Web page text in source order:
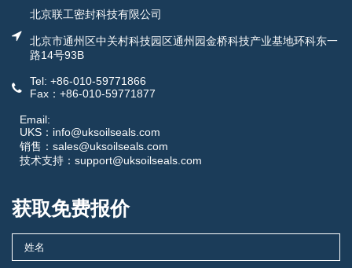
北京联工密封科技有限公司
北京市通州区中关村科技园区通州园金桥科技产业基地环科东一
路14号93B
Tel: +86-010-59771866
Fax：+86-010-59771877
Email:
UKS：info@uksoilseals.com
销售：sales@uksoilseals.com
技术支持：support@uksoilseals.com
获取免费报价